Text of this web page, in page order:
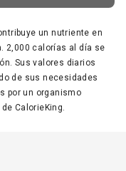
un nutriente en
2,000 calorías al día se
Sus valores diarios
de sus necesidades
por un organismo
CalorieKing.